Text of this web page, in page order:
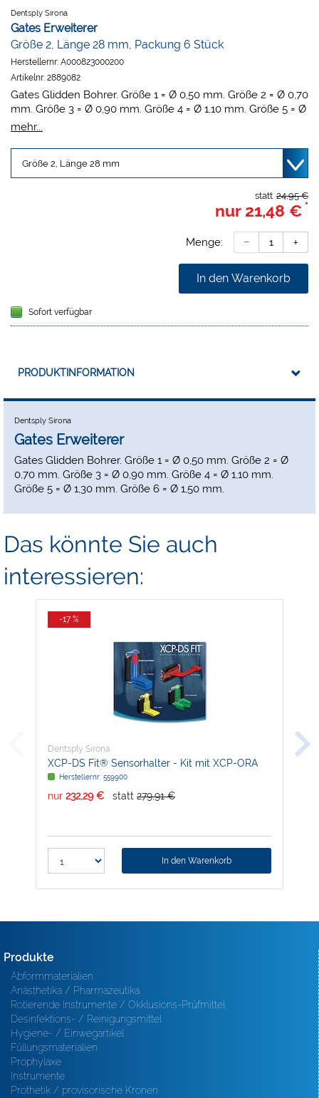
Dentsply Sirona
Gates Erweiterer
Größe 2, Länge 28 mm, Packung 6 Stück
Herstellernr: A000823000200
Artikelnr: 2889082
Gates Glidden Bohrer. Größe 1 = Ø 0,50 mm. Größe 2 = Ø 0,70
mm. Größe 3 = Ø 0,90 mm. Größe 4 = Ø 1,10 mm. Größe 5 = Ø
1,30 mm. Größe 6 = Ø 1,50 mm.
mehr...
24,95 €
statt
nur 21,48 € *
Menge:
In den Warenkorb
Sofort verfügbar
PRODUKTINFORMATION
Dentsply Sirona
Gates Erweiterer
Gates Glidden Bohrer. Größe 1 = Ø 0,50 mm. Größe 2 = Ø
0,70 mm. Größe 3 = Ø 0,90 mm. Größe 4 = Ø 1,10 mm.
Größe 5 = Ø 1,30 mm. Größe 6 = Ø 1,50 mm.
Das könnte Sie auch
interessieren:
-17 %
Dentsply Sirona
XCP-DS Fit® Sensorhalter - Kit mit XCP-ORA
Herstellernr: 559900
nur 232,29 € statt 279,91 €
In den Warenkorb
Produkte
Abformmaterialien
Anästhetika / Pharmazeutika
Rotierende Instrumente / Okklusions-Prüfmittel
Desinfektions- / Reinigungsmittel
Hygiene- / Einwegartikel
Füllungsmaterialien
Prophylaxe
Instrumente
Prothetik / provisorische Kronen